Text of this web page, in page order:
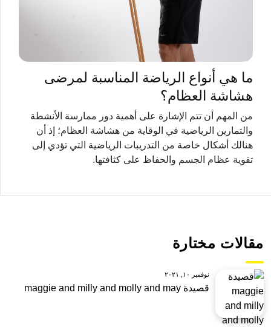
ما هي أنواع الرياضة المناسبة لمرضى
هشاشة العظام؟
من المهم أن تتم الإشارة على أهمية دور ممارسة الأنشطة
والتمارين الرياضية في الوقاية من هشاشة العظام؛ إذ أن
هنالك أشكال خاصة من التدريبات الرياضية التي تؤدي إلى
تقوية عظام الجسم والحفاظ على كثافتها.
مقالات مختارة
نوفمبر ١٠, ٢٠٢١
قصيدة maggie and milly and molly and may